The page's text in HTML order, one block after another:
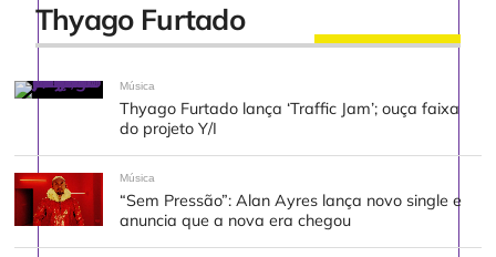
Thyago Furtado
Música
Thyago Furtado lança ‘Traffic Jam’; ouça faixa
do projeto Y/I
Música
“Sem Pressão”: Alan Ayres lança novo single e
anuncia que a nova era chegou